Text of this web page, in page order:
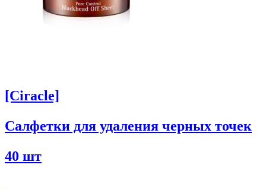
[Ciracle]
Салфетки для удаления черных точек
40 шт